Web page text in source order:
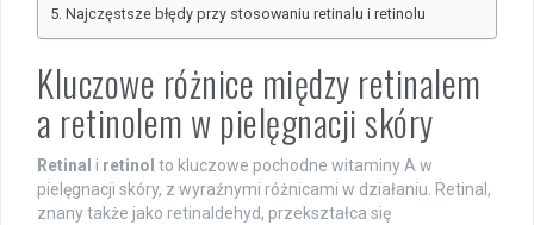
Najczęstsze błędy przy stosowaniu retinalu i retinolu
Kluczowe różnice między retinalem
a retinolem w pielęgnacji skóry
Retinal i retinol to kluczowe pochodne witaminy A w
pielęgnacji skóry, z wyraźnymi różnicami w działaniu. Retinal,
znany także jako retinaldehyd, przekształca się